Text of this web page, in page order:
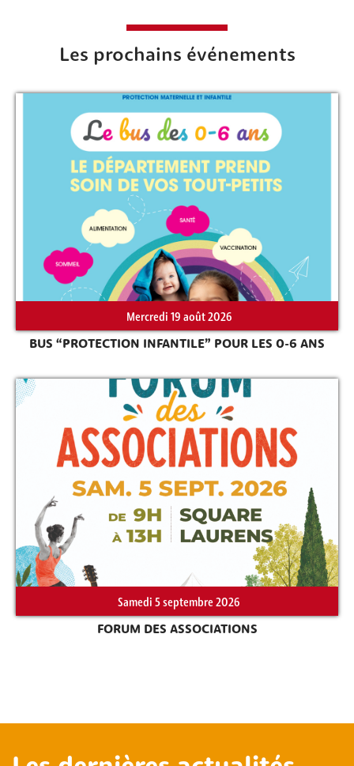
Les prochains événements
Mercredi 19 août 2026
BUS “PROTECTION INFANTILE” POUR LES 0-6 ANS
Samedi 5 septembre 2026
FORUM DES ASSOCIATIONS